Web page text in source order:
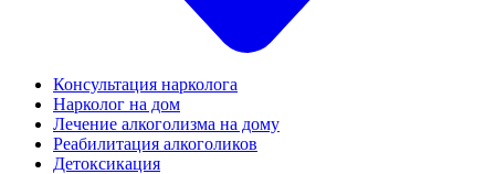
Консультация нарколога
Нарколог на дом
Лечение алкоголизма на дому
Реабилитация алкоголиков
Детоксикация